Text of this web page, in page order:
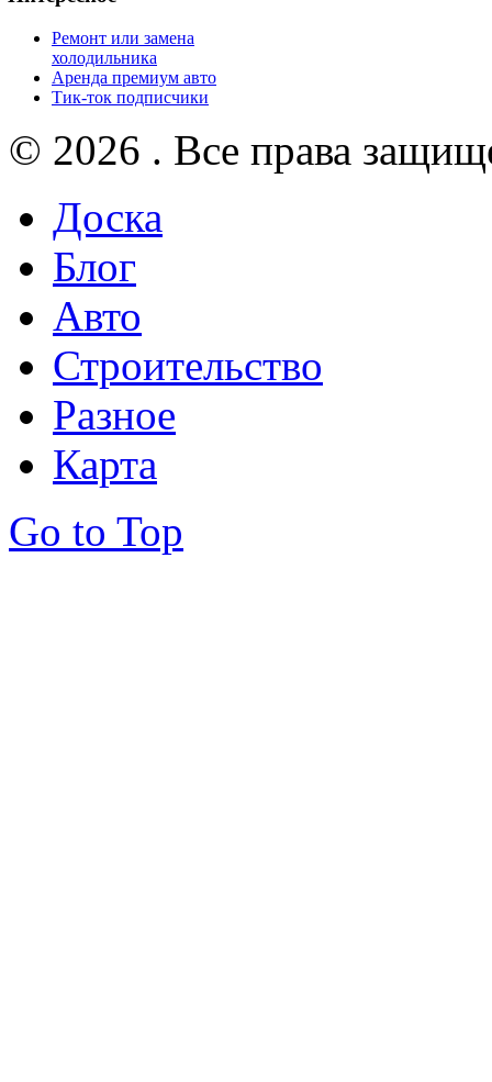
Ремонт или замена
холодильника
Аренда премиум авто
Тик-ток подписчики
© 2026 . Все права
Доска
Блог
Авто
Строительство
Разное
Карта
Go to Top